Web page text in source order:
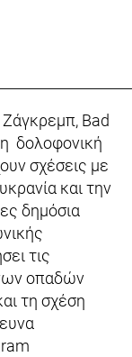
Bad
δολοφονική
σχέσεις με
και την
δημόσια
τις
οπαδών
τη σχέση